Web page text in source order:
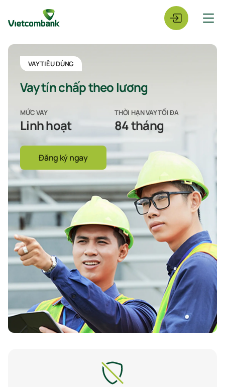
VAY TIÊU DÙNG
Vay tín chấp theo lương
MỨC VAY
Linh hoạt
THỜI HẠN VAY TỐI ĐA
84 tháng
Đăng ký ngay